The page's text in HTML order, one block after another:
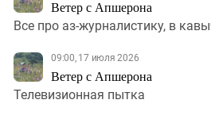
Ветер с Апшерона
Все про аз-журналистику, в
09:00, 17 июля 2026
Ветер с Апшерона
Телевизионная пытка